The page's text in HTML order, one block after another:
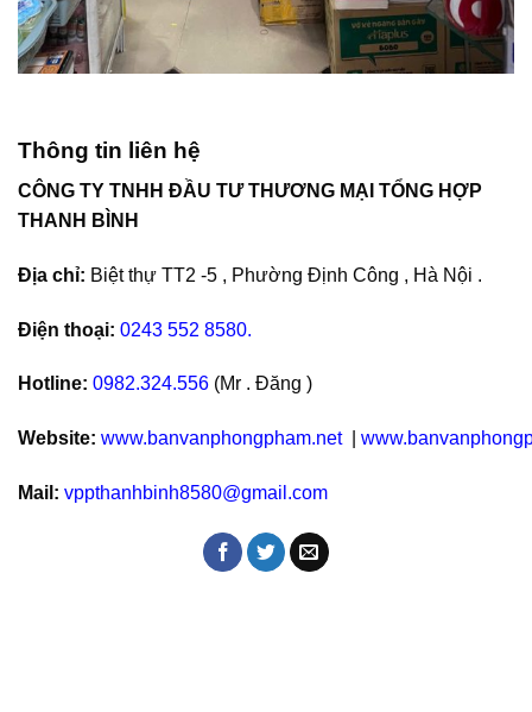
Thông tin liên hệ
CÔNG TY TNHH ĐẦU TƯ THƯƠNG MẠI TỔNG HỢP
THANH BÌNH
Địa chỉ: Biệt thự TT2 -5 , Phường Định Công , Hà Nội .
Điện thoại: 0243 552 8580.
Hotline: 0982.324.556 (Mr . Đăng )
Website: www.banvanphongpham.net
Mail: vppthanhbinh8580@gmail.com